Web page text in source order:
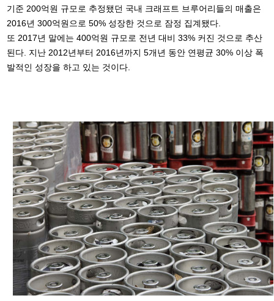
기준 200억원 규모로 추정됐던 국내 크래프트 브루어리들의 매출은
2016년 300억원으로 50% 성장한 것으로 잠정 집계됐다.
또 2017년 말에는 400억원 규모로 전년 대비 33% 커진 것으로 추산
된다. 지난 2012년부터 2016년까지 5개년 동안 연평균 30% 이상 폭
발적인 성장을 하고 있는 것이다.